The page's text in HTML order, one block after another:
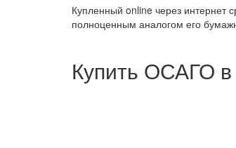
Купленный online через
полноценным аналогом его
Купить ОСАГО